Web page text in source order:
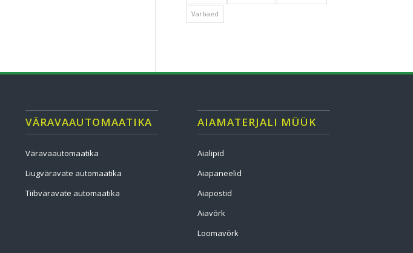
Varbaed
VÄRAVAAUTOMAATIKA
Väravaautomaatika
Liugväravate automaatika
Tiibväravate automaatika
AIAMATERJALI MÜÜK
Aialipid
Aiapaneelid
Aiapostid
Aiavõrk
Loomavõrk